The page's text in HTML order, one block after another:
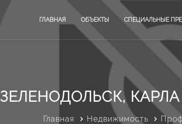
ГЛАВНАЯ ОБЪЕКТЫ СПЕЦИАЛЬНЫЕ
ЗЕЛЕНОДОЛЬСК,
Главная Недвижимость